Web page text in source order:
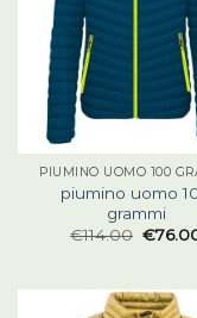
PIUMINO UOMO 100
piumino uomo
grammi
€114.00 €